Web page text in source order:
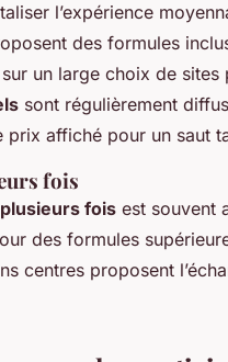
l’expérience
des formules
un large choix de sites
sont régulièrement
affiché pour un saut
fois
fois est souvent
des formules
centres proposent